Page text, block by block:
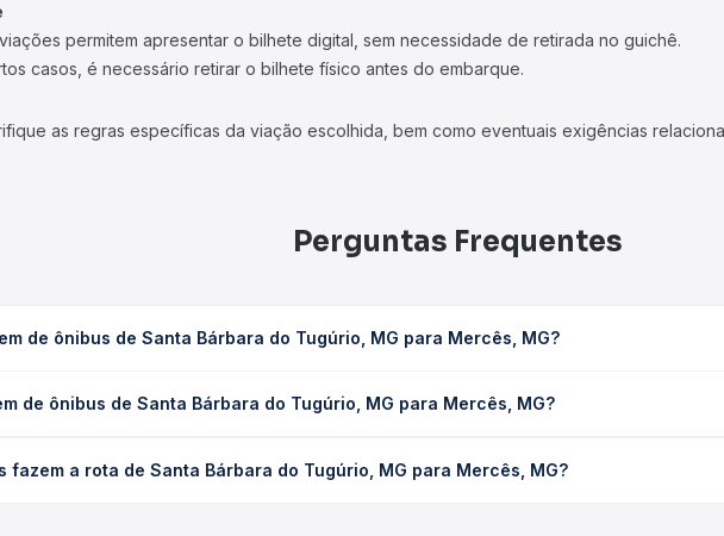
permitem apresentar o bilhete digital, sem necessidade de retirada no guichê.
casos, é necessário retirar o bilhete físico antes do embarque.
as regras específicas da viação escolhida, bem como eventuais exigências
Perguntas Frequentes
de ônibus de Santa Bárbara do Tugúrio, MG para Mercês, MG?
de tráfego. Na Quero Passagem você consulta os horários disponíveis e vê a
de ônibus de Santa Bárbara do Tugúrio, MG para Mercês, MG?
da compra. Na Quero Passagem você compara os preços de todas as viações em
fazem a rota de Santa Bárbara do Tugúrio, MG para Mercês, MG?